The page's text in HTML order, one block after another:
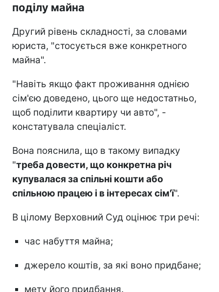
поділу майна
Другий рівень складності, за словами
юриста, "стосується вже конкретного
майна".
"Навіть якщо факт проживання однією
сім'єю доведено, цього ще недостатньо,
щоб поділити квартиру чи авто", -
констатувала спеціаліст.
Вона пояснила, що в такому випадку
"треба довести, що конкретна річ
купувалася за спільні кошти або
спільною працею і в інтересах сім'ї".
В цілому Верховний Суд оцінює три речі:
час набуття майна;
джерело коштів, за які воно придбане;
мету його придбання.